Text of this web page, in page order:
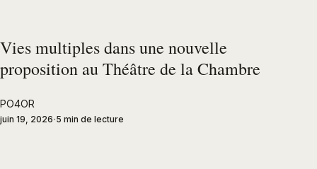
Vies multiples dans une nouvelle
proposition au Théâtre de la Chambre
PO4OR
juin 19, 2026 5 min de lecture